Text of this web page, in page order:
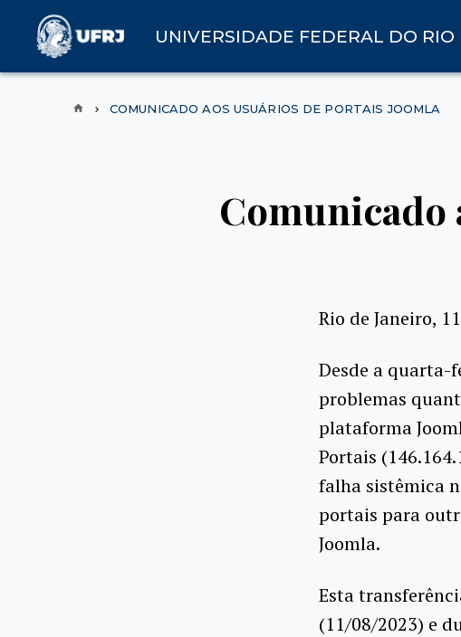
UNIVERSIDADE FEDERAL DO RIO
COMUNICADO AOS USUÁRIOS DE PORTAIS JOOMLA
Comunicado
Rio de Janeiro,
Desde a quarta-
problemas
plataforma
Portais
falha sistêmica
portais para
Joomla.
Esta
(11/08/2023) e